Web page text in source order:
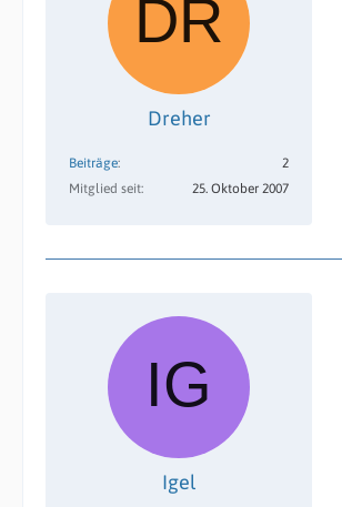
Dreher
Beiträge
2
Mitglied seit
25. Oktober 2007
Igel